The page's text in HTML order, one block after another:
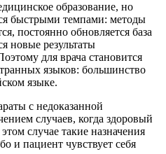
образование, но
быстрыми темпами: методы
постоянно обновляется база
новые результаты
для врача становится
языков: большинство
языке.
с недоказанной
случаев, когда здоровый
случае такие назначения
и пациент чувствует себя